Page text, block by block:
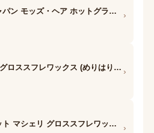
ユニリーバ・ジャパン モッズ・ヘア ホットグラマー泡ウォーター ジューシーカール ›
資生堂 マシェリ グロススフレワックス (めりはりウエーブ)N ›
資生堂フィティット マシェリ グロススフレワックス (ふわふわウエーブ) EX ›